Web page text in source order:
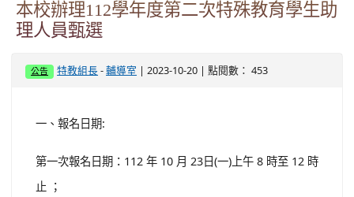
本校辦理112學年度第二次特殊教育學生助
理人員甄選
公告 特教組長 -輔導室 | 2023-10-20 | 點閱數： 453
一、報名日期:
第一次報名日期：112 年 10 月 23日(一)上午 8 時至 12 時
止 ；